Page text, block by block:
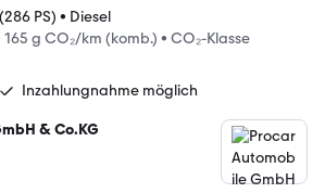
PS) • Diesel
165 g CO₂/km (komb.) • CO₂-Klasse
Inzahlungnahme möglich
& Co.KG